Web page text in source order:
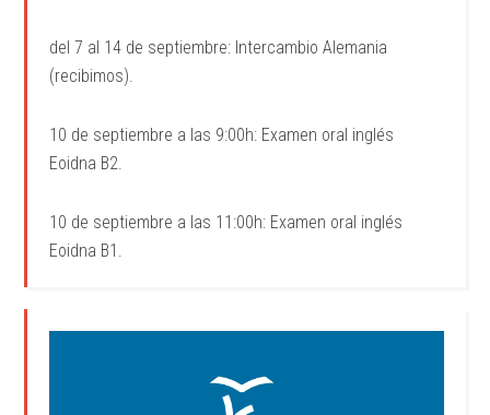
del 7 al 14 de septiembre: Intercambio Alemania
(recibimos).
10 de septiembre a las 9:00h: Examen oral inglés
Eoidna B2.
10 de septiembre a las 11:00h: Examen oral inglés
Eoidna B1.